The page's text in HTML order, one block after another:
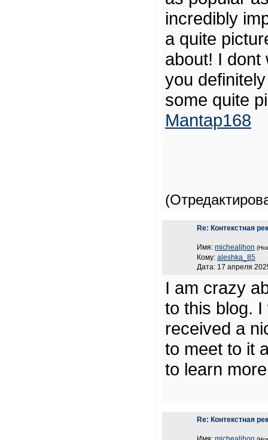
incredibly
a quite
about! I dont
you
some quite
Mantap168
Re: Контекстная
Имя: michealjhon
Кому: aleshka_85
Дата: 17 апреля
I am crazy
to this blog.
received a
to meet to it
to learn
Re: Контекстная